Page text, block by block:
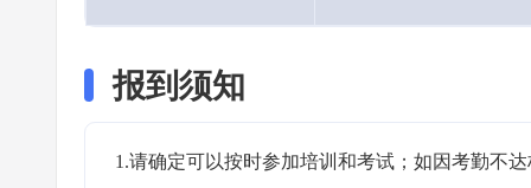
报到须知
1.请确定可以按时参加培训和考试；如因考勤不